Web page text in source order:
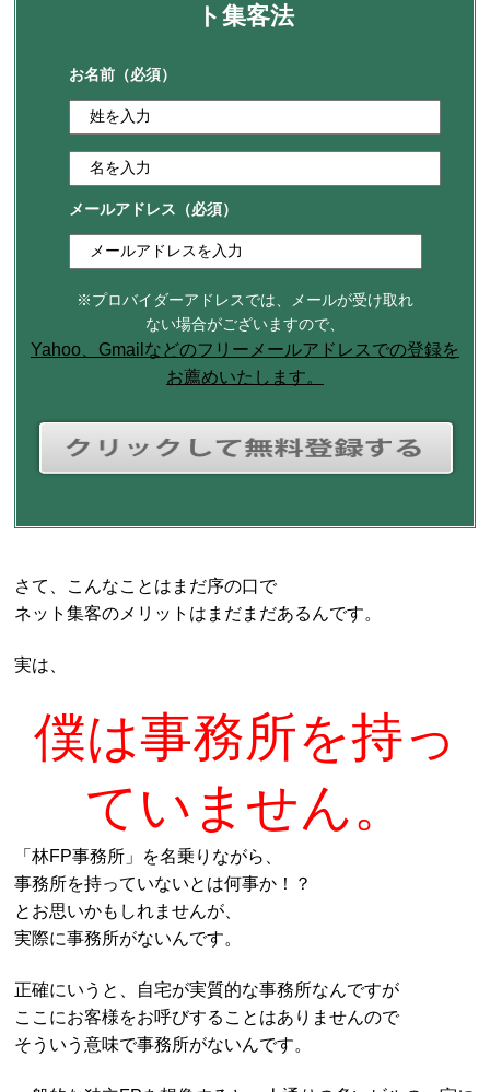
ト集客法
お名前 （必須）
メールアドレス （必須）
※プロバイダーアドレスでは、メールが受け取れ
ない場合がございますので、
Yahoo、Gmailなどのフリーメールアドレスでの登録を
お薦めいたします。
さて、こんなことはまだ序の口で
ネット集客のメリットはまだまだあるんです。
実は、
僕は事務所を持っ
ていません。
「林FP事務所」を名乗りながら、
事務所を持っていないとは何事か！？
とお思いかもしれませんが、
実際に事務所がないんです。
正確にいうと、自宅が実質的な事務所なんですが
ここにお客様をお呼びすることはありませんので
そういう意味で事務所がないんです。